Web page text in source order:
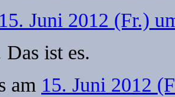
15. Juni 2012 (Fr.)
ist es.
am 15. Juni 2012